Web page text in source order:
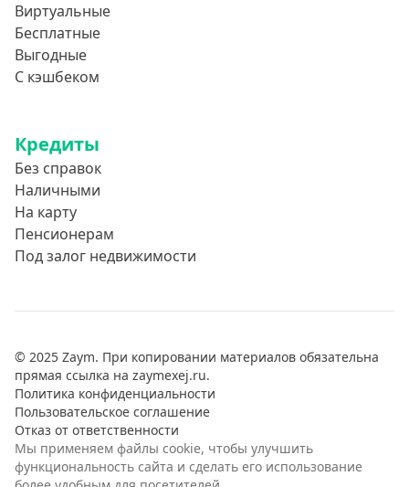
Виртуальные
Бесплатные
Выгодные
С кэшбеком
Кредиты
Без справок
Наличными
На карту
Пенсионерам
Под залог недвижимости
© 2025 Zaym. При копировании материалов обязательна
прямая ссылка на zaymexej.ru.
Политика конфиденциальности
Пользовательское соглашение
Отказ от ответственности
Мы применяем файлы cookie, чтобы улучшить
функциональность сайта и сделать его использование